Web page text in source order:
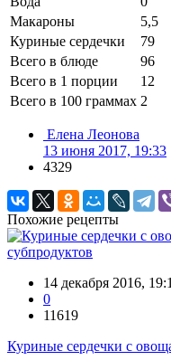
Макароны
5,5
Куриные сердечки
79
Всего в блюде
96
Всего в 1 порции
12
Всего в 100 граммах 2
Елена Леонова
13 июня 2017, 19:33
4329
Похожие рецепты
субпродуктов
14 декабря 2016,
0
11619
Куриные сердечки с